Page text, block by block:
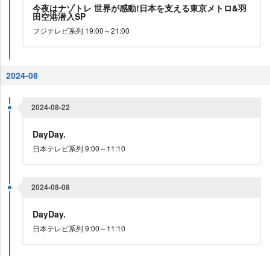
今夜はナゾトレ 世界が感動!日本を支える東京メトロ&羽
田空港潜入SP
フジテレビ系列 19:00～21:00
2024-08
2024-08-22
DayDay.
日本テレビ系列 9:00～11:10
2024-08-08
DayDay.
日本テレビ系列 9:00～11:10